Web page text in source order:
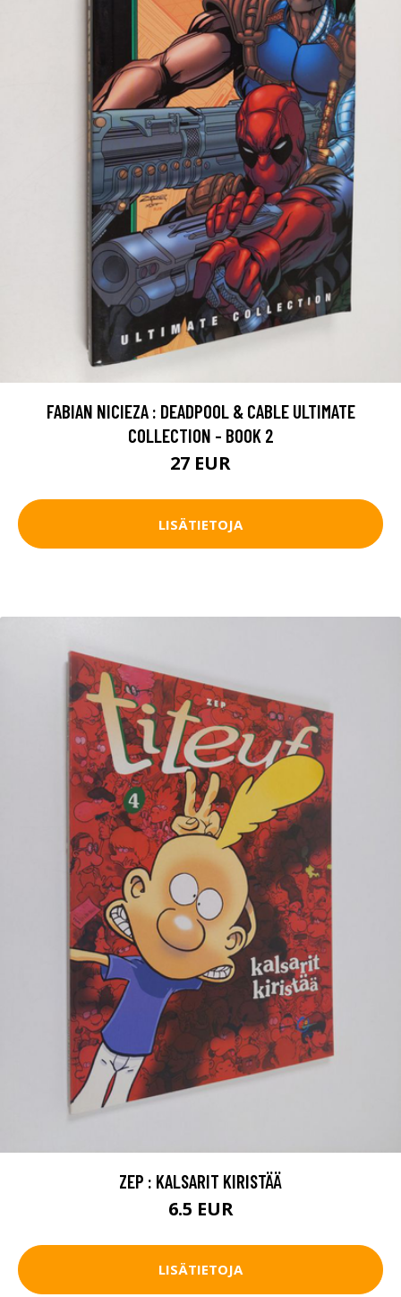
FABIAN NICIEZA : DEADPOOL & CABLE ULTIMATE
COLLECTION - BOOK 2
27 EUR
LISÄTIETOJA
ZEP : KALSARIT KIRISTÄÄ
6.5 EUR
LISÄTIETOJA